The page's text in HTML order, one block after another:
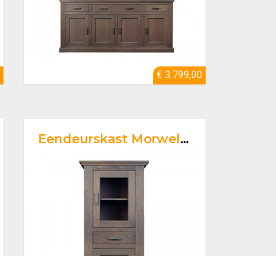
€ 3.799,00
Eendeurskast Morwell laag toonzaal